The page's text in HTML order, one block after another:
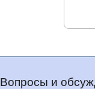
Вопросы и